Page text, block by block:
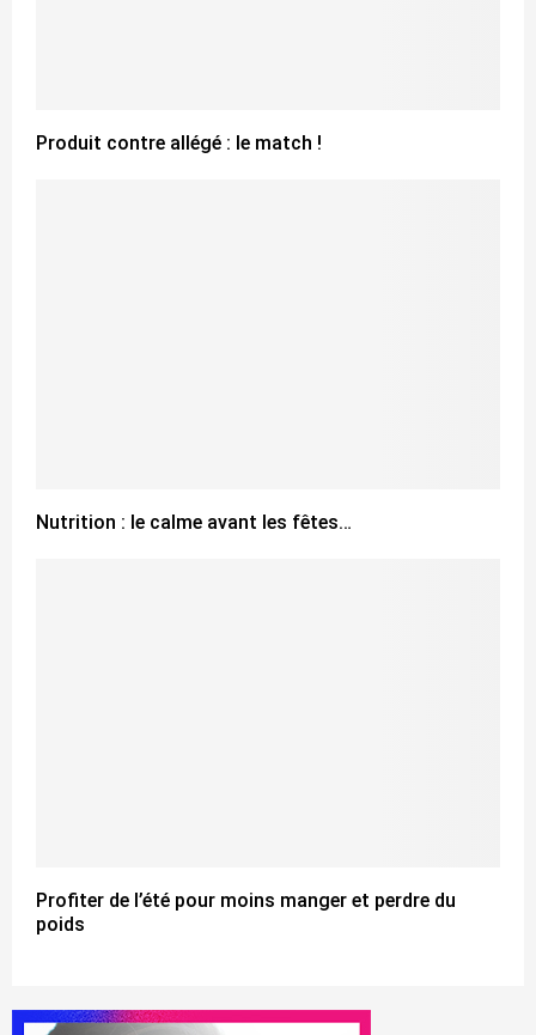
Produit contre allégé : le match !
Nutrition : le calme avant les fêtes…
Profiter de l’été pour moins manger et perdre du
poids